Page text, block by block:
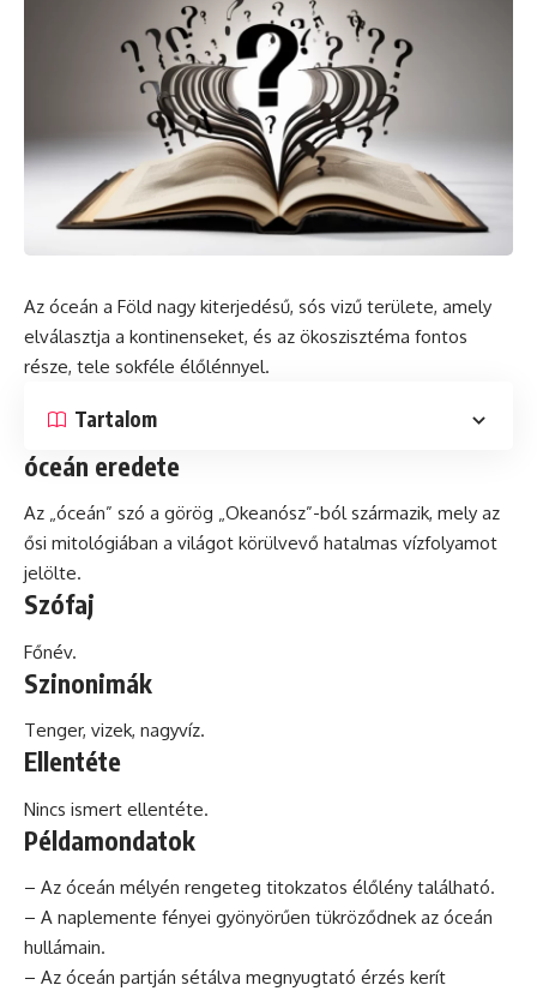
Az óceán a Föld nagy kiterjedésű, sós vizű területe, amely
elválasztja a kontinenseket, és az ökoszisztéma fontos
része, tele sokféle élőlénnyel.
Tartalom
óceán eredete
Az „óceán” szó a görög „Okeanósz”-ból származik, mely az
ősi mitológiában a világot körülvevő hatalmas vízfolyamot
jelölte.
Szófaj
Főnév.
Szinonimák
Tenger, vizek, nagyvíz.
Ellentéte
Nincs ismert ellentéte.
Példamondatok
– Az óceán mélyén rengeteg titokzatos élőlény található.
– A naplemente fényei gyönyörűen tükröződnek az óceán
hullámain.
– Az óceán partján sétálva megnyugtató érzés kerít